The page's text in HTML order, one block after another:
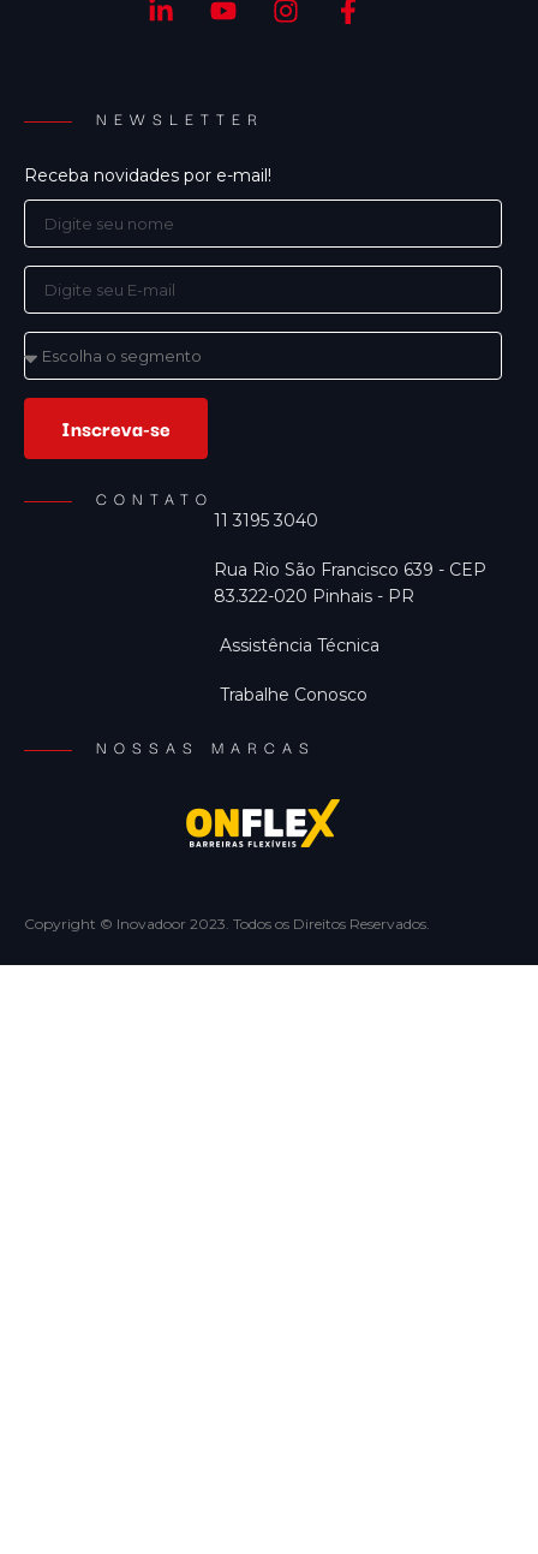
NEWSLETTER
Receba novidades por e-mail!
Inscreva-se
CONTATO
11 3195 3040
Rua Rio São Francisco 639 - CEP
83.322-020 Pinhais - PR
Assistência Técnica
Trabalhe Conosco
NOSSAS MARCAS
Copyright © Inovadoor 2023. Todos os Direitos Reservados.